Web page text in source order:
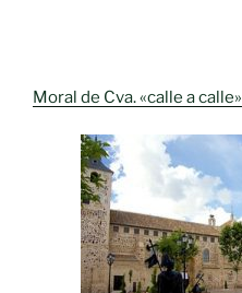
Moral de Cva. «calle a calle»